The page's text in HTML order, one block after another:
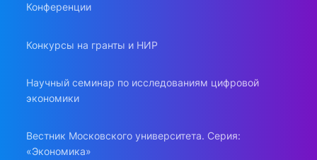
Конференции
Конкурсы на гранты и НИР
Научный семинар по исследованиям цифровой
экономики
Вестник Московского университета. Серия:
«Экономика»